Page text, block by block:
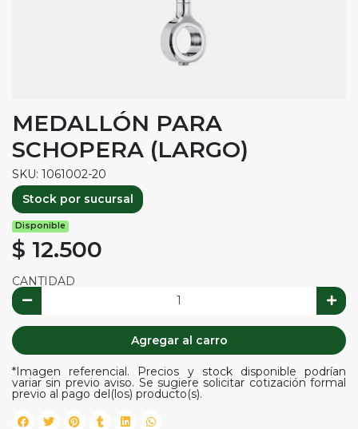
MEDALLÓN PARA
SCHOPERA (LARGO)
SKU: 1061002-20
Stock por sucursal
Disponible
$ 12.500
CANTIDAD
Agregar al carro
*Imagen referencial. Precios y stock disponible podrían
variar sin previo aviso. Se sugiere solicitar cotización formal
previo al pago del(los) producto(s).